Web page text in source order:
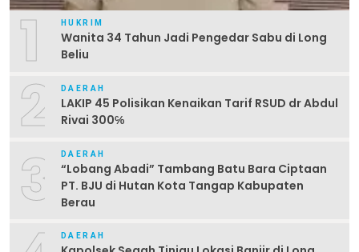
1 HUKRIM
Wanita 34 Tahun Jadi Pengedar Sabu di Long
Beliu
2 DAERAH
LAKIP 45 Polisikan Kenaikan Tarif RSUD dr Abdul
Rivai 300℅
3 DAERAH
“Lobang Abadi” Tambang Batu Bara Ciptaan
PT. BJU di Hutan Kota Tangap Kabupaten
Berau
DAERAH